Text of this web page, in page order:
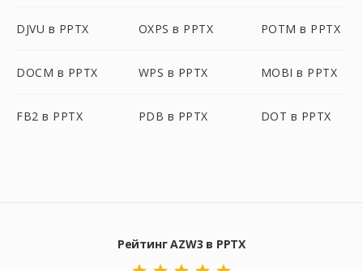
DJVU в PPTX OXPS в PPTX POTM в PPTX
DOCM в PPTX WPS в PPTX MOBI в PPTX
FB2 в PPTX PDB в PPTX DOT в PPTX
Рейтинг AZW3 в PPTX